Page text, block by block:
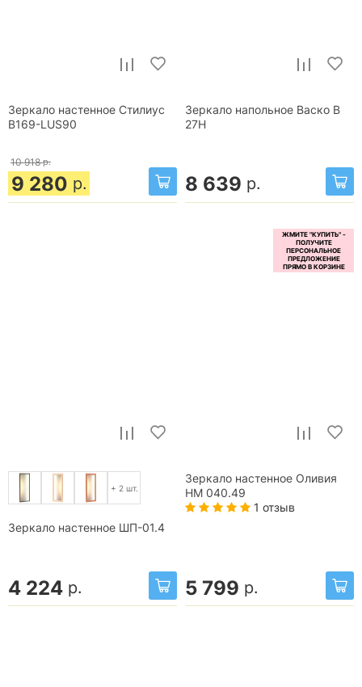
Зеркало настенное Стилиус
B169-LUS90
10 918 р.
9 280 р.
Зеркало напольное Васко В
27Н
8 639 р.
+ 2 шт.
Зеркало настенное ШП-01.4
4 224 р.
Зеркало настенное Оливия
НМ 040.49
1 отзыв
5 799 р.